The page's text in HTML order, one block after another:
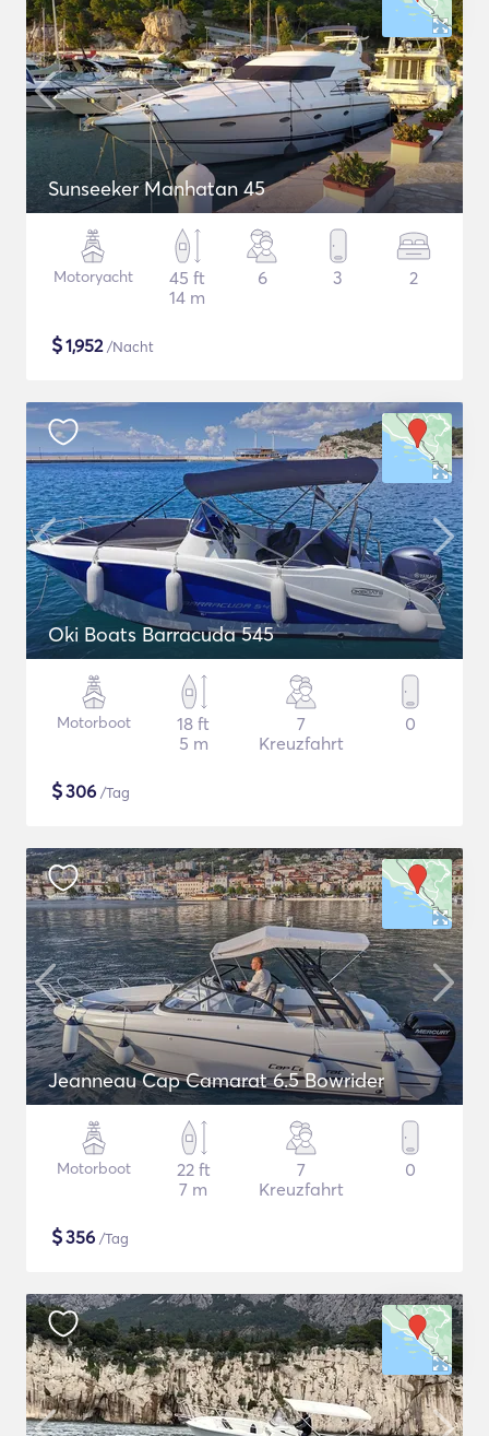
Sunseeker Manhatan 45
Motoryacht
45 ft
14 m
6 3 2
$1,952/Nacht
Oki Boats Barracuda 545
Motorboot
18 ft
5 m
7
Kreuzfahrt
0
$306 /Tag
Jeanneau Cap Camarat 6.5 Bowrider
Motorboot
22 ft
7 m
7
Kreuzfahrt
0
$356 /Tag